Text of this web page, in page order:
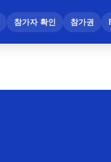
참가자 확인 참가권